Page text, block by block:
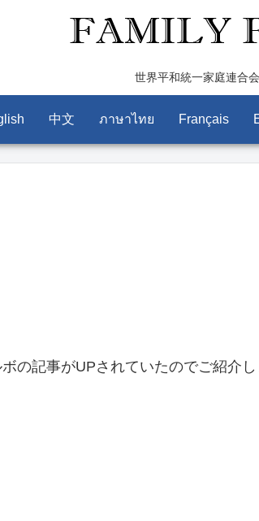
世界平和統一家庭連合
中文 ภาษาไทย Français
の記事がUPされていたのでご紹介し